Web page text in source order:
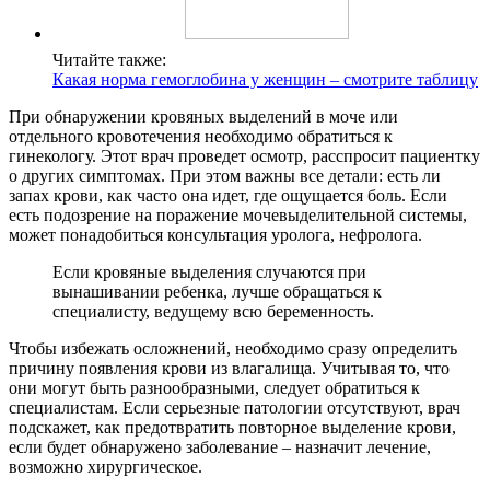
Читайте также:
Какая норма гемоглобина у женщин – смотрите таблицу
При обнаружении кровяных выделений в моче или
отдельного кровотечения необходимо обратиться к
гинекологу. Этот врач проведет осмотр, расспросит пациентку
о других симптомах. При этом важны все детали: есть ли
запах крови, как часто она идет, где ощущается боль. Если
есть подозрение на поражение мочевыделительной системы,
может понадобиться консультация уролога, нефролога.
Если кровяные выделения случаются при
вынашивании ребенка, лучше обращаться к
специалисту, ведущему всю беременность.
Чтобы избежать осложнений, необходимо сразу определить
причину появления крови из влагалища. Учитывая то, что
они могут быть разнообразными, следует обратиться к
специалистам. Если серьезные патологии отсутствуют, врач
подскажет, как предотвратить повторное выделение крови,
если будет обнаружено заболевание – назначит лечение,
возможно хирургическое.